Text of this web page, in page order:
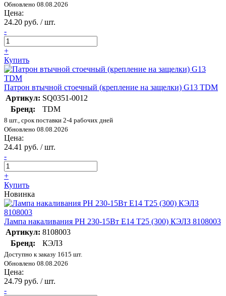
Обновлено 08.08.2026
Цена:
24.20 руб. / шт.
-
+
Купить
Патрон втычной стоечный (крепление на защелки) G13 TDM
Артикул: SQ0351-0012
Бренд:
TDM
8 шт., срок поставки 2-4 рабочих дней
Обновлено 08.08.2026
Цена:
24.41 руб. / шт.
-
+
Купить
Новинка
Лампа накаливания РН 230-15Вт E14 Т25 (300) КЭЛЗ 8108003
Артикул: 8108003
Бренд:
КЭЛЗ
Доступно к заказу 1615 шт.
Обновлено 08.08.2026
Цена:
24.79 руб. / шт.
-